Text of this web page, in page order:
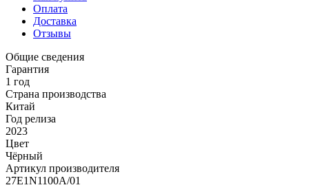
Оплата
Доставка
Отзывы
Общие сведения
Гарантия
1 год
Страна производства
Китай
Год релиза
2023
Цвет
Чёрный
Артикул производителя
27E1N1100A/01